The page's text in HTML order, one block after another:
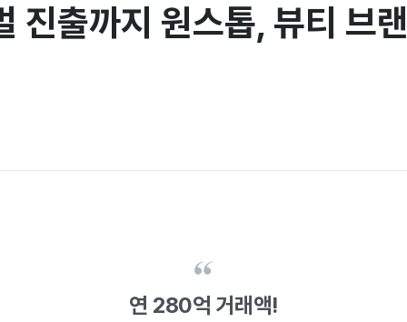
진출까지 원스톱, 뷰티 브
연 280억 거래액!